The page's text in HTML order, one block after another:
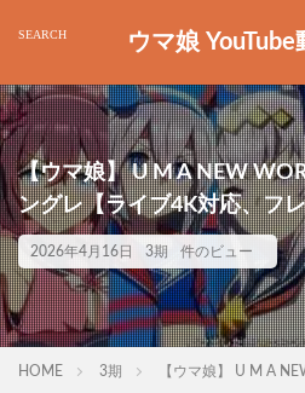
ウマ娘
【ウマ娘】 U M A NEW
ングレ【ライブ4K対応、フ
2026年4月16日 3期 件のビュー
HOME 3期 【ウマ娘】 U M A